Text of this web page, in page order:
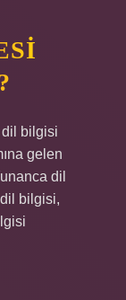
dil bilgisi
gelen
dil
bilgisi,